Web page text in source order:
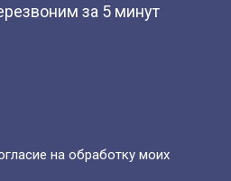
за 5 минут
на обработку моих